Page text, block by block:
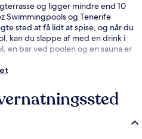
og ligger mindre end 10
Swimmingpools og Tenerife
sted at få lidt at spise, og når du
kan du slappe af med en drink i
en bar ved poolen og en sauna er